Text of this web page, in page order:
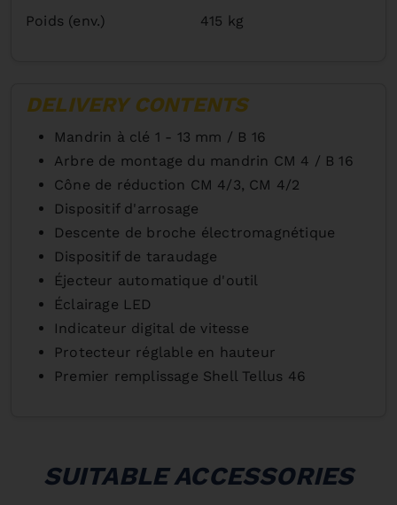
Poids (env.) 415 kg
DELIVERY CONTENTS
Mandrin à clé 1 - 13 mm / B 16
Arbre de montage du mandrin CM 4 / B 16
Cône de réduction CM 4/3, CM 4/2
Dispositif d'arrosage
Descente de broche électromagnétique
Dispositif de taraudage
Éjecteur automatique d'outil
Éclairage LED
Indicateur digital de vitesse
Protecteur réglable en hauteur
Premier remplissage Shell Tellus 46
SUITABLE ACCESSORIES